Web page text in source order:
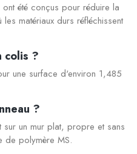
été conçus pour réduire la
matériaux durs réfléchissent
colis ?
une surface d'environ 1,485
?
un mur plat, propre et sans
de polymère MS.